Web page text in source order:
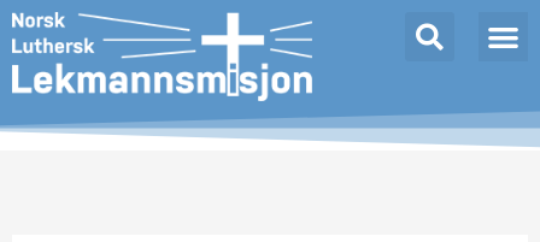
Hopp
rett
til
innholdet
Innleggnavigasjon